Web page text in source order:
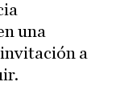
una
a